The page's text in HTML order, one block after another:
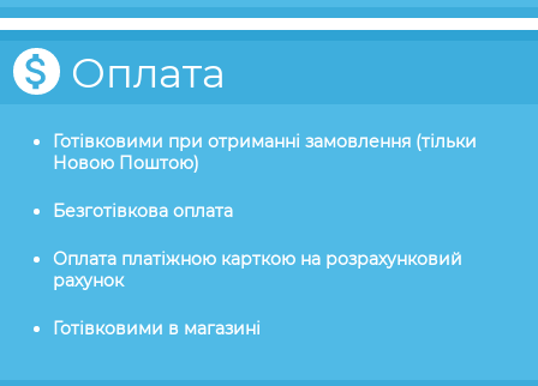
Оплата
Готівковими при отриманні замовлення (тільки
Новою Поштою)
Безготівкова оплата
Оплата платіжною карткою на розрахунковий
рахунок
Готівковими в магазині